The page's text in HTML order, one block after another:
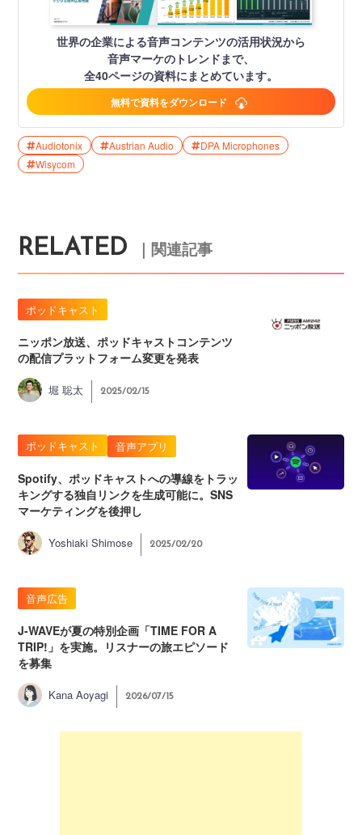
世界の企業による音声コンテンツの活用状況から
音声マーケのトレンドまで、
全40ページの資料にまとめています。
無料で資料をダウンロード
Audiotonix Austrian Audio
DPA Microphones
Wisycom
RELATED ｜関連記事
ポッドキャスト
ニッポン放送、ポッドキャストコンテンツ
の配信プラットフォーム変更を発表
堀 聡太 2025/02/15
ポッドキャスト 音声アプリ
Spotify、ポッドキャストへの導線をトラッ
キングする独自リンクを生成可能に。SNS
マーケティングを後押し
Yoshiaki Shimose 2025/02/20
音声広告
J-WAVEが夏の特別企画「TIME FOR A
TRIP!」を実施。リスナーの旅エピソード
を募集
Kana Aoyagi 2026/07/15